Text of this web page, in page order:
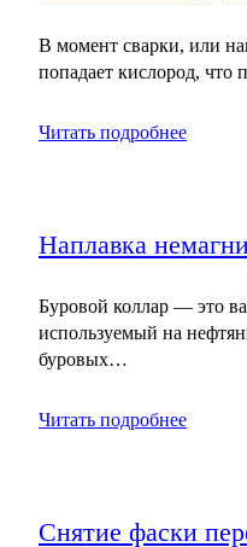
В момент сварки, или
попадает кислород,
Читать подробнее
Наплавка
Буровой коллар — это
используемый на
буровых…
Читать подробнее
Снятие фаски